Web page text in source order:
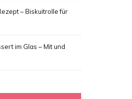
– Biskuitrolle für
im Glas – Mit und